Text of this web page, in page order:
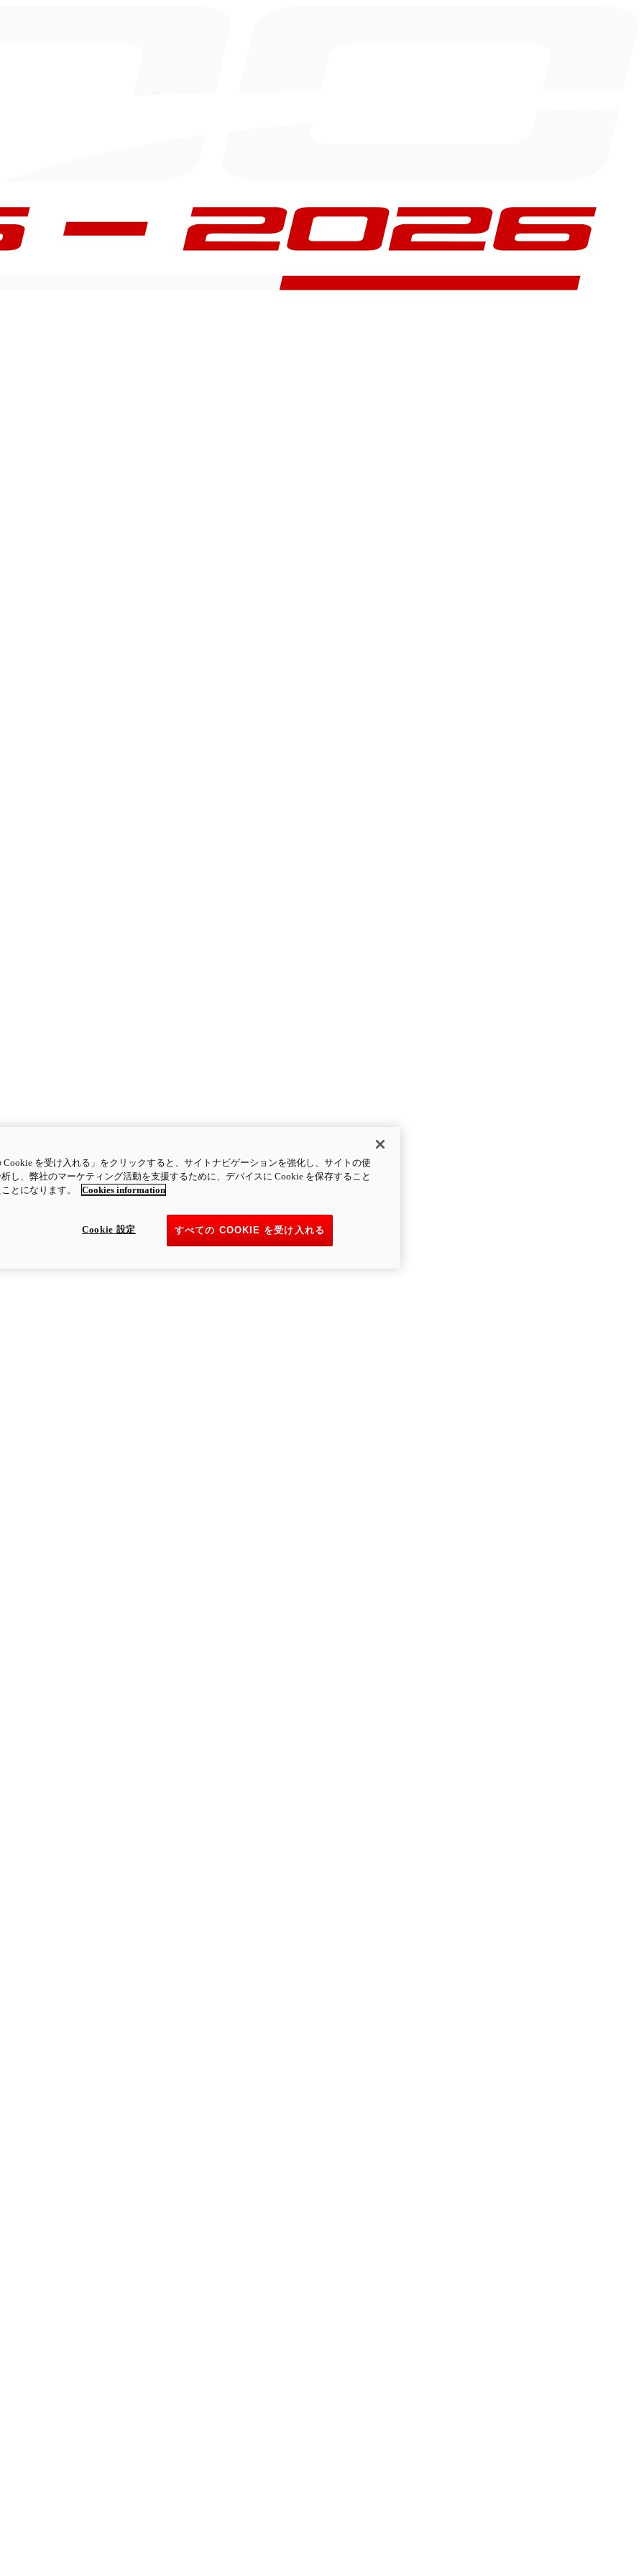
Cookie を受け入れる」をクリックすると、サイトナビゲーションを強化し、サイトの使
し、弊社のマーケティング活動を支援するために、デバイスに Cookie を保存すること
とになります。
Cookies information
すべての COOKIE を受け入れる
Cookie 設定